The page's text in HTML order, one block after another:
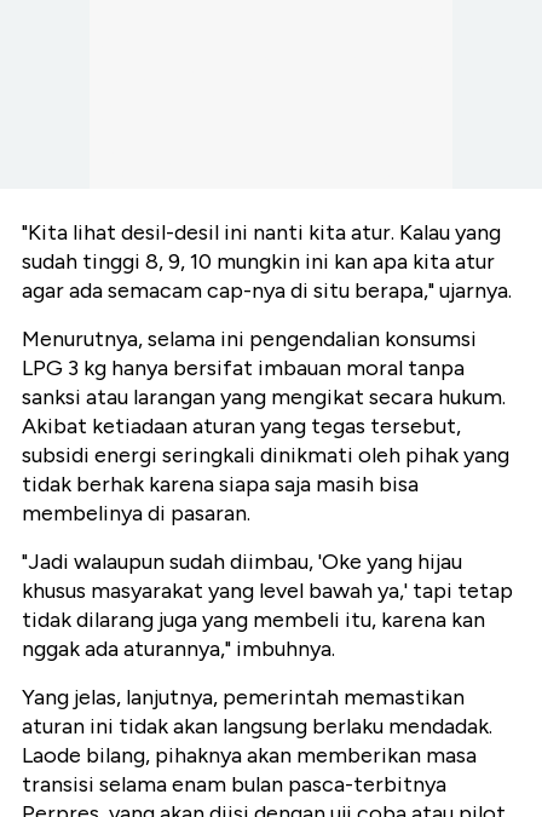
"Kita lihat desil-desil ini nanti kita atur. Kalau yang
sudah tinggi 8, 9, 10 mungkin ini kan apa kita atur
agar ada semacam cap-nya di situ berapa," ujarnya.
Menurutnya, selama ini pengendalian konsumsi
LPG 3 kg hanya bersifat imbauan moral tanpa
sanksi atau larangan yang mengikat secara hukum.
Akibat ketiadaan aturan yang tegas tersebut,
subsidi energi seringkali dinikmati oleh pihak yang
tidak berhak karena siapa saja masih bisa
membelinya di pasaran.
"Jadi walaupun sudah diimbau, 'Oke yang hijau
khusus masyarakat yang level bawah ya,' tapi tetap
tidak dilarang juga yang membeli itu, karena kan
nggak ada aturannya," imbuhnya.
Yang jelas, lanjutnya, pemerintah memastikan
aturan ini tidak akan langsung berlaku mendadak.
Laode bilang, pihaknya akan memberikan masa
transisi selama enam bulan pasca-terbitnya